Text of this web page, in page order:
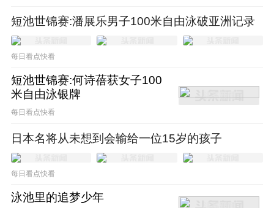
他之所以拥有如此高的商业价值，一方面当然
受益于自己的个人形象；另一方面，他实质上
的经纪人（宁泽涛的粉丝都知道的胖叔，具体
身份可能很难被定义为经纪人，姑且这么说
吧）拥有非常出色的商业嗅觉和判断力，在时
尚圈有着很深的人脉。
即便如此，宁泽涛在退役之后迎来商业价值的
下滑也是不争的事实。但是依靠出众的个人形
短池世锦赛:潘展乐男子100米自由泳破亚洲记录
每日看点快看
短池世锦赛:何诗蓓获女子100
米自由泳银牌
每日看点快看
日本名将从未想到会输给一位15岁的孩子
每日看点快看
泳池里的追梦少年